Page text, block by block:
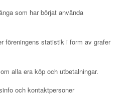
som har börjat använda
föreningens statistik i form av grafer
alla era köp och utbetalningar.
och kontaktpersoner